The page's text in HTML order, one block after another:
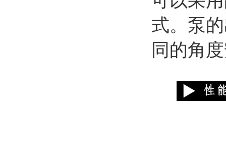
式。泵
同的角